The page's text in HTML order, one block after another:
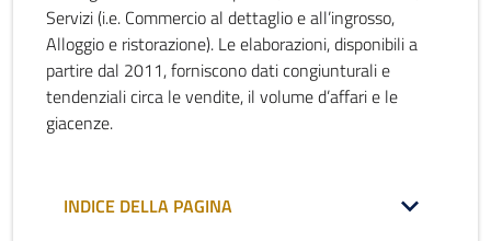
Servizi (i.e. Commercio al dettaglio e all’ingrosso,
Alloggio e ristorazione). Le elaborazioni, disponibili a
partire dal 2011, forniscono dati congiunturali e
tendenziali circa le vendite, il volume d’affari e le
giacenze.
INDICE DELLA PAGINA